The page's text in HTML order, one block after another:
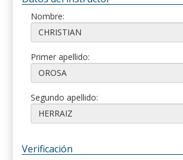
Nombre:
Primer apellido:
Segundo apellido:
Verificación